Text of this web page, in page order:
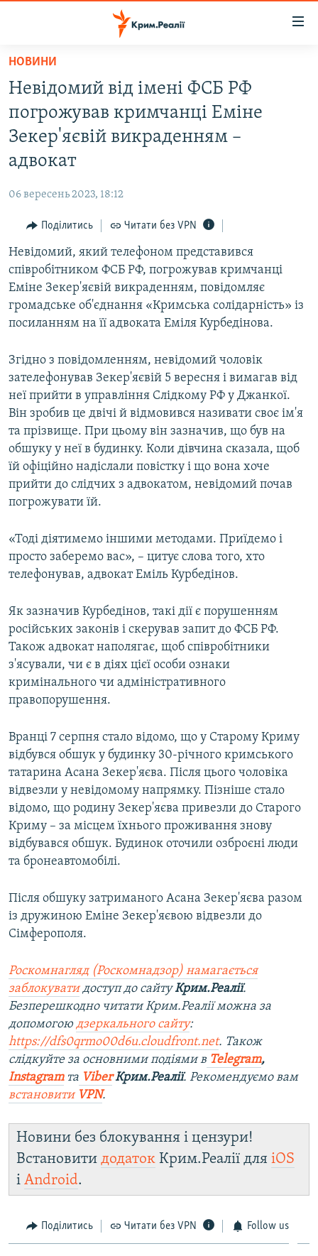
Перейти
основного
матеріалу
Перейти
до
основної
Перейти
пошуку
ВОДА.КРИМ
ВІДЕО ТА ФОТО
ПОГЛЯД
ІНТЕРВ'Ю
ВСЕ ЗА ДЕНЬ
СПЕЦПРОЕКТИ
ДЕПОРТАЦІЯ
ВІДЕОУРОКИ «ELIFBE»
СВІДЧЕННЯ ОКУПАЦІЇ
УКРАЇНСЬКА ПРОБЛЕМА КРИМУ
ІНФОГРАФІКА
ЯК ОБІЙТИ БЛОКУВАННЯ
Qırımtatar
ДОЛУЧАЙСЯ!
Усі сайти RFE/RL
НОВИНИ
Невідомий від імені ФСБ РФ
погрожував кримчанці Еміне
Зекер'яєвій викраденням –
адвокат
06 вересень 2023, 18:12
Поділитись Читати без VPN
Невідомий, який телефоном представився
співробітником ФСБ РФ, погрожував кримчанці
Еміне Зекер'яєвій викраденням, повідомляє
громадське об'єднання «Кримська солідарність» із
посиланням на її адвоката Еміля Курбедінова.
Згідно з повідомленням, невідомий чоловік
зателефонував Зекер'яєвій 5 вересня і вимагав від
неї прийти в управління Слідкому РФ у Джанкої.
Він зробив це двічі й відмовився називати своє ім'я
та прізвище. При цьому він зазначив, що був на
обшуку у неї в будинку. Коли дівчина сказала, щоб
їй офіційно надіслали повістку і що вона хоче
прийти до слідчих з адвокатом, невідомий почав
погрожувати їй.
«Тоді діятимемо іншими методами. Приїдемо і
просто заберемо вас», – цитує слова того, хто
телефонував, адвокат Еміль Курбедінов.
Як зазначив Курбедінов, такі дії є порушенням
російських законів і скерував запит до ФСБ РФ.
Також адвокат наполягає, щоб співробітники
з'ясували, чи є в діях цієї особи ознаки
кримінального чи адміністративного
правопорушення.
Вранці 7 серпня стало відомо, що у Старому Криму
відбувся обшук у будинку 30-річного кримського
татарина Асана Зекер'яєва. Після цього чоловіка
відвезли у невідомому напрямку. Пізніше стало
відомо, що родину Зекер'яєва привезли до Старого
Криму – за місцем їхнього проживання знову
відбувався обшук. Будинок оточили озброєні люди
та бронеавтомобілі.
Після обшуку затриманого Асана Зекер'яєва разом
із дружиною Еміне Зекер'яєвою відвезли до
Сімферополя.
Роскомнагляд (Роскомнадзор) намагається
заблокуватидоступ до сайтуКрим.Реалії.
Безперешкодно читати Крим.Реалії можна за
допомогою дзеркального сайту:
https://dfs0qrmo00d6u.cloudfront.net. Також
слідкуйте за основними подіями в Telegram,
Instagramта ViberКрим.Реалії. Рекомендуємо вам
встановити VPN.
Новини без блокування і цензури!
Встановити додаток Крим.Реалії для iOS
і Android.
Поділитись Читати без VPN Follow us